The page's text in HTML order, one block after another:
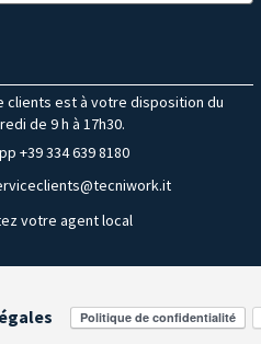
clients est à votre disposition du
de 9 h à 17h30.
+39 334 639 8180
votre agent local